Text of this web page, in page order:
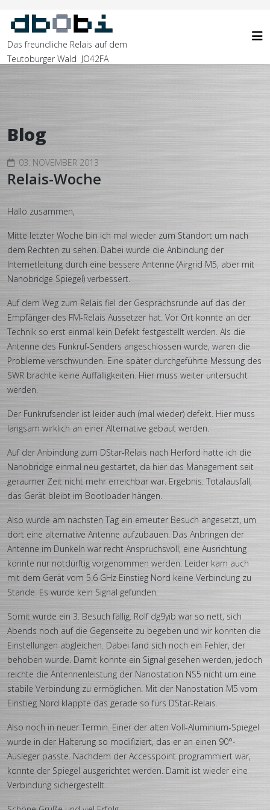
Das freundliche Relais auf dem
Teutoburger Wald JO42FA
Blog
03. NOVEMBER 2013
Relais-Woche
Hallo zusammen,
Mitte letzter Woche bin ich mal wieder zum Standort um nach
dem Rechten zu sehen. Dabei wurde die Anbindung der
Internetleitung durch eine bessere Antenne (Airgrid M5, aber mit
Nanobridge Spiegel) verbessert.
Auf dem Weg zum Relais fiel der Gesprächsrunde auf das der
Empfänger des FM-Relais Aussetzer hat. Vor Ort konnte an der
Technik so erst einmal kein Defekt festgestellt werden. Als die
Antenne des Funkruf-Senders angeschlossen wurde, waren die
Probleme verschwunden. Eine später durchgeführte Messung des
SWR brachte keine Auffälligkeiten. Hier muss weiter untersucht
werden.
Der Funkrufsender ist leider auch (mal wieder) defekt. Hier muss
langsam wirklich an einer Alternative gebaut werden.
Auf der Anbindung zum DStar-Relais nach Herford hatte ich die
Nanobridge einmal neu gestartet, da hier das Management seit
geraumer Zeit nicht mehr erreichbar war. Ergebnis: Totalausfall,
das Gerät bleibt im Bootloader hängen.
Also wurde am nächsten Tag ein erneuter Besuch angesetzt, um
dort eine alternative Antenne aufzubauen. Das Anbringen der
Antenne im Dunkeln war recht Anspruchsvoll, eine Ausrichtung
konnte nur notdürftig vorgenommen werden. Leider kam auch
mit dem Gerät vom 5.6 GHz Einstieg Nord keine Verbindung zu
Stande. Es wurde kein Signal gefunden.
Somit wurde ein 3. Besuch fällig. Rolf dg9yib war so nett, sich
Abends noch auf die Gegenseite zu begeben und wir konnten die
Einstellungen abgleichen. Dabei fand sich noch ein Fehler, der
behoben wurde. Damit konnte ein Signal gesehen werden, jedoch
reichte die Antennenleistung der Nanostation NS5 nicht um eine
stabile Verbindung zu ermöglichen. Mit der Nanostation M5 vom
Einstieg Nord klappte das gerade so fürs DStar-Relais.
Also noch in neuer Termin. Einer der alten Voll-Aluminium-Spiegel
wurde in der Halterung so modifiziert, das er an einen 90°-
Ausleger passte. Nachdem der Accesspoint programmiert war,
konnte der Spiegel ausgerichtet werden. Damit ist wieder eine
Verbindung sichergestellt.